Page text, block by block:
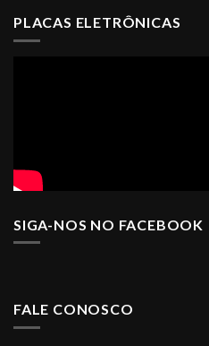
PLACAS ELETRÔNICAS
SIGA-NOS NO FACEBOOK
FALE CONOSCO